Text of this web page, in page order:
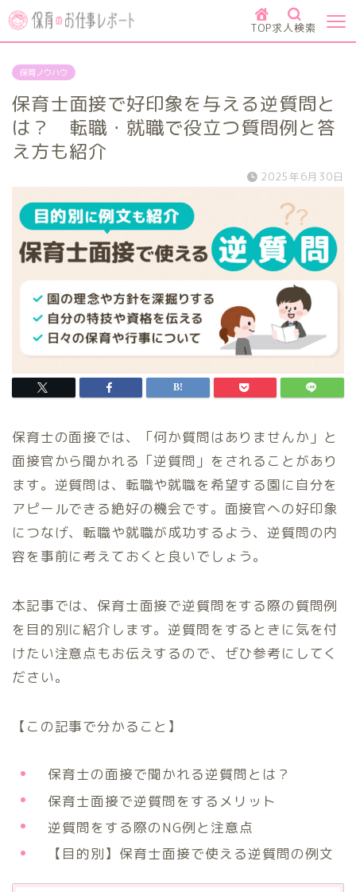
TOP求人検索
保育ノウハウ
保育士面接で好印象を与える逆質問と
は？ 転職・就職で役立つ質問例と答
え方も紹介
2025年6月30日
保育士の面接では、「何か質問はありませんか」と
面接官から聞かれる「逆質問」をされることがあり
ます。逆質問は、転職や就職を希望する園に自分を
アピールできる絶好の機会です。面接官への好印象
につなげ、転職や就職が成功するよう、逆質問の内
容を事前に考えておくと良いでしょう。
本記事では、保育士面接で逆質問をする際の質問例
を目的別に紹介します。逆質問をするときに気を付
けたい注意点もお伝えするので、ぜひ参考にしてく
ださい。
【この記事で分かること】
保育士の面接で聞かれる逆質問とは？
保育士面接で逆質問をするメリット
逆質問をする際のNG例と注意点
【目的別】保育士面接で使える逆質問の例文